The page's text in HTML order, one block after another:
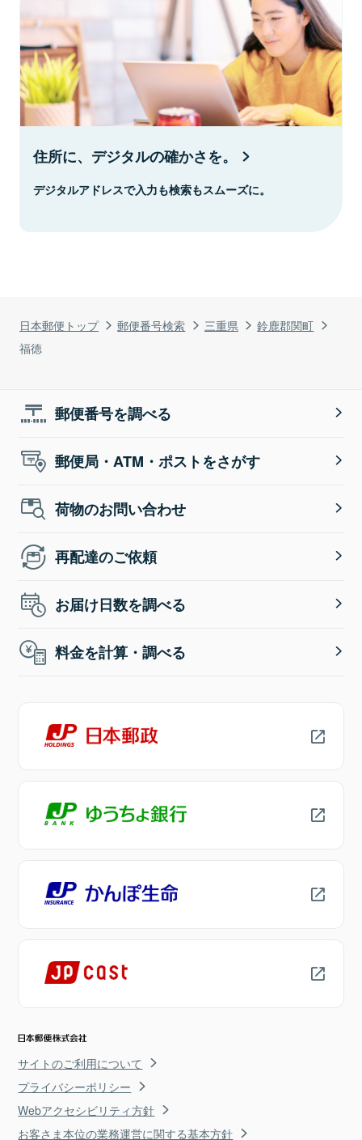
日本郵便トップ 郵便番号検索 三重県
鈴鹿郡関町
福徳
住所に、デジタルの確かさを。
デジタルアドレスで入力も検索もスムーズに。
郵便番号を調べる
郵便局・ATM・ポストをさがす
荷物のお問い合わせ
再配達のご依頼
お届け日数を調べる
料金を計算・調べる
サイトのご利用について
プライバシーポリシー
Webアクセシビリティ方針
お客さま本位の業務運営に関する基本方針